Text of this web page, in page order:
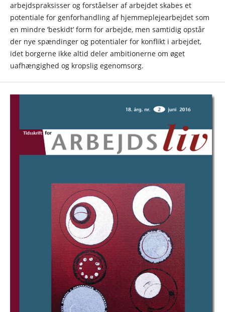
arbejdspraksisser og forståelser af arbejdet skabes et
potentiale for genforhandling af hjemmeplejearbejdet som
en mindre ’beskidt’ form for arbejde, men samtidig opstår
der nye spændinger og potentialer for konflikt i arbejdet,
idet borgerne ikke altid deler ambitionerne om øget
uafhængighed og kropslig egenomsorg.